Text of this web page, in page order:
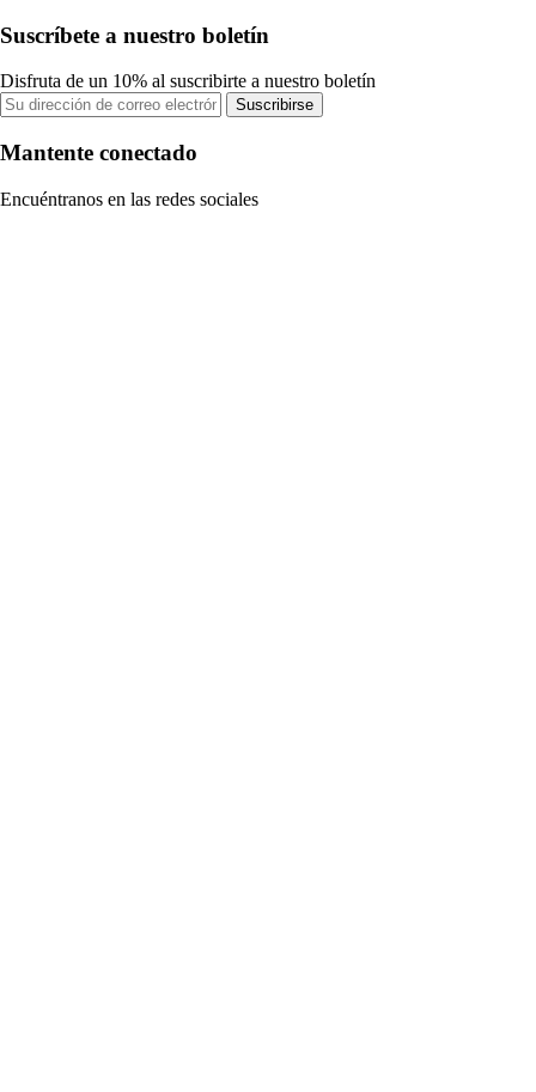
Suscríbete a nuestro boletín
Disfruta de un 10% al suscribirte a nuestro boletín
Suscribirse
Mantente conectado
Encuéntranos en las redes sociales